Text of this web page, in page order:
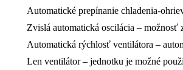
Automatické prepínanie chladenia-
Zvislá automatická oscilácia –
Automatická rýchlosť ventilátora –
Len ventilátor – jednotku je možné